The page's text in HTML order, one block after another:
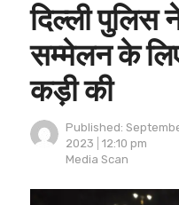
दिल्ली
सम्मेलन के
कड़ी की
Published:
2023
12:10 pm
Author
Media Scan